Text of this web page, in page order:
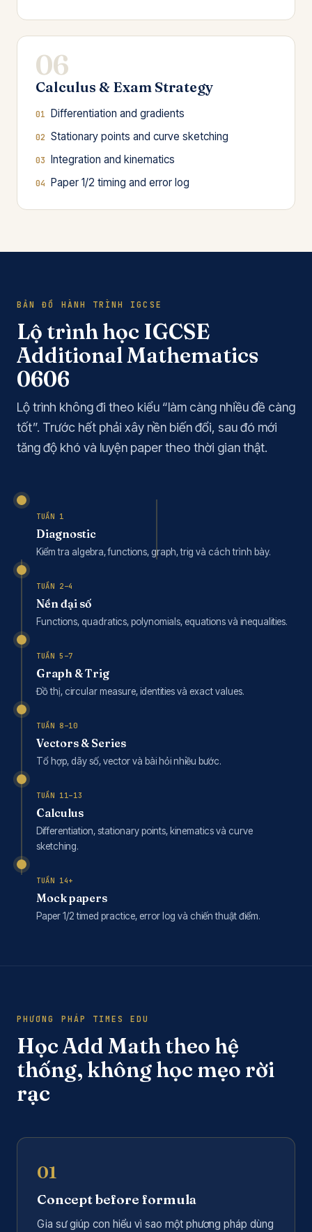
06
Calculus & Exam Strategy
Differentiation and gradients
Stationary points and curve sketching
Integration and kinematics
Paper 1/2 timing and error log
BẢN ĐỒ HÀNH TRÌNH IGCSE
Lộ trình học IGCSE
Additional Mathematics
0606
Lộ trình không đi theo kiểu “làm càng nhiều đề càng
tốt”. Trước hết phải xây nền biến đổi, sau đó mới
tăng độ khó và luyện paper theo thời gian thật.
TUẦN 1
Diagnostic
Kiểm tra algebra, functions, graph, trig và cách trình bày.
TUẦN 2–4
Nền đại số
Functions, quadratics, polynomials, equations và inequalities.
TUẦN 5–7
Graph & Trig
Đồ thị, circular measure, identities và exact values.
TUẦN 8–10
Vectors & Series
Tổ hợp, dãy số, vector và bài hỏi nhiều bước.
TUẦN 11–13
Calculus
Differentiation, stationary points, kinematics và curve
sketching.
TUẦN 14+
Mock papers
Paper 1/2 timed practice, error log và chiến thuật điểm.
PHƯƠNG PHÁP TIMES EDU
Học Add Math theo hệ
thống, không học mẹo rời
rạc
01
Concept before formula
Gia sư giúp con hiểu vì sao một phương pháp dùng